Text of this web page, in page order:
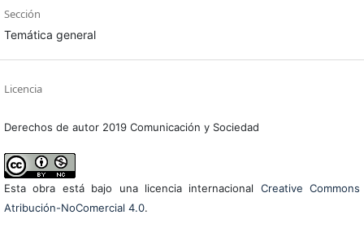
Sección
Temática general
Licencia
Derechos de autor 2019 Comunicación y Sociedad
Esta obra está bajo una licencia internacional Creative Commons
Atribución-NoComercial 4.0.